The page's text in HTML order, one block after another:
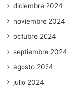
diciembre 2024
noviembre 2024
octubre 2024
septiembre 2024
agosto 2024
julio 2024